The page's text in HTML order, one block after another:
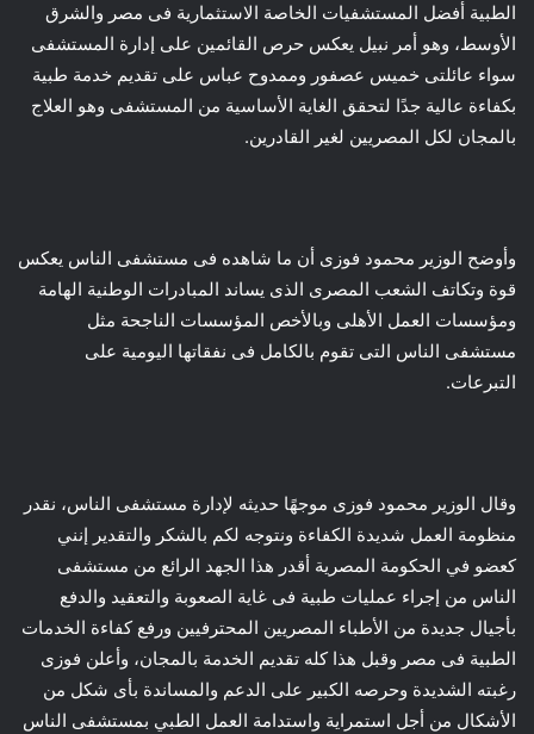
الطبية أفضل المستشفيات الخاصة الاستثمارية فى مصر والشرق
الأوسط، وهو أمر نبيل يعكس حرص القائمين على إدارة المستشفى
سواء عائلتى خميس عصفور وممدوح عباس على تقديم خدمة طبية
بكفاءة عالية جدًا لتحقق الغاية الأساسية من المستشفى وهو العلاج
بالمجان لكل المصريين لغير القادرين.
وأوضح الوزير محمود فوزى أن ما شاهده فى مستشفى الناس يعكس
قوة وتكاتف الشعب المصرى الذى يساند المبادرات الوطنية الهامة
ومؤسسات العمل الأهلى وبالأخص المؤسسات الناجحة مثل
مستشفى الناس التى تقوم بالكامل فى نفقاتها اليومية على
التبرعات.
وقال الوزير محمود فوزى موجهًا حديثه لإدارة مستشفى الناس، نقدر
منظومة العمل شديدة الكفاءة ونتوجه لكم بالشكر والتقدير إنني
كعضو في الحكومة المصرية أقدر هذا الجهد الرائع من مستشفى
الناس من إجراء عمليات طبية فى غاية الصعوبة والتعقيد والدفع
بأجيال جديدة من الأطباء المصريين المحترفيين ورفع كفاءة الخدمات
الطبية فى مصر وقبل هذا كله تقديم الخدمة بالمجان، وأعلن فوزى
رغبته الشديدة وحرصه الكبير على الدعم والمساندة بأى شكل من
الأشكال من أجل استمراية واستدامة العمل الطبي بمستشفى الناس